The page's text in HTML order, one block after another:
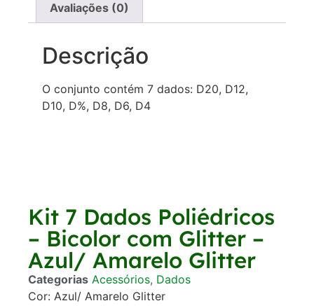
Avaliações (0)
Descrição
O conjunto contém 7 dados: D20, D12,
D10, D%, D8, D6, D4
Kit 7 Dados Poliédricos
– Bicolor com Glitter –
Azul/ Amarelo Glitter
Categorias Acessórios, Dados
Cor: Azul/ Amarelo Glitter